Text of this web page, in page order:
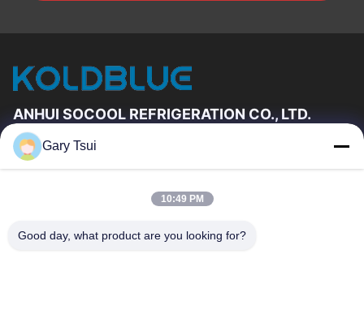
ANHUI SOCOOL REFRIGERATION CO., LTD.
Relações Rápidas
Sobre Nós
Excursão Da Fábrica
Controle Da Qualidade
Gary Tsui
10:49 PM
Good day, what product are you looking for?